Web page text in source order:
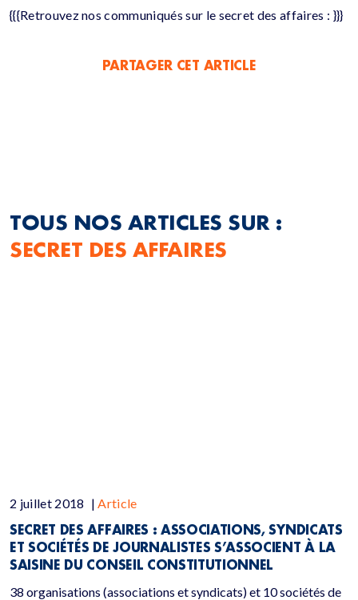
{{{Retrouvez nos communiqués sur le secret des affaires : }}}
PARTAGER CET ARTICLE
TOUS NOS ARTICLES SUR :
SECRET DES AFFAIRES
2 juillet 2018 | Article
SECRET DES AFFAIRES : ASSOCIATIONS, SYNDICATS
ET SOCIÉTÉS DE JOURNALISTES S’ASSOCIENT À LA
SAISINE DU CONSEIL CONSTITUTIONNEL
38 organisations (associations et syndicats) et 10 sociétés de